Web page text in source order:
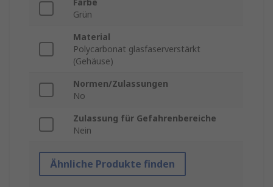
Farbe
Grün
Material
Polycarbonat glasfaserverstärkt
(Gehäuse)
Normen/Zulassungen
No
Zulassung für Gefahrenbereiche
Nein
Ähnliche Produkte finden